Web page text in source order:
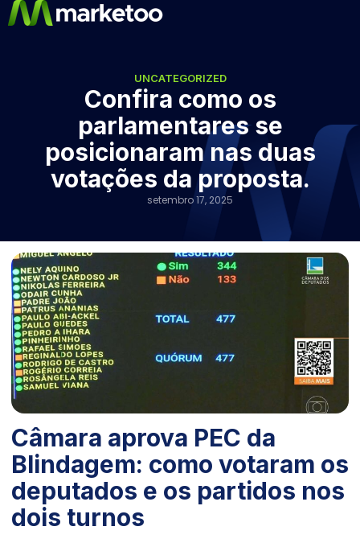
UNCATEGORIZED
Confira como os
parlamentares se
posicionaram nas duas
votações da proposta.
setembro 17, 2025
Câmara aprova PEC da
Blindagem: como votaram os
deputados e os partidos nos
dois turnos